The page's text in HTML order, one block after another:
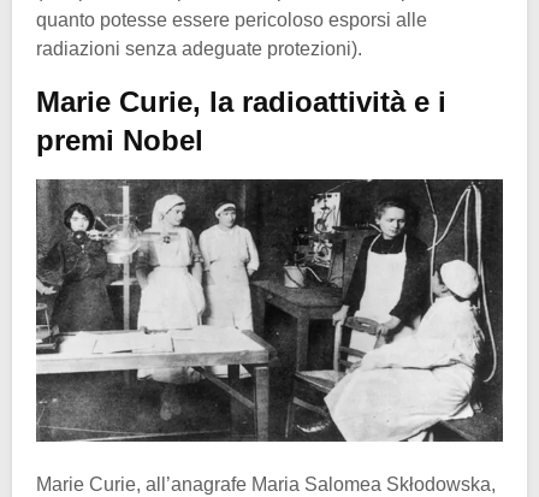
quanto potesse essere pericoloso esporsi alle
radiazioni senza adeguate protezioni).
Marie Curie, la radioattività e i
premi Nobel
Marie Curie, all’anagrafe Maria Salomea Skłodowska,